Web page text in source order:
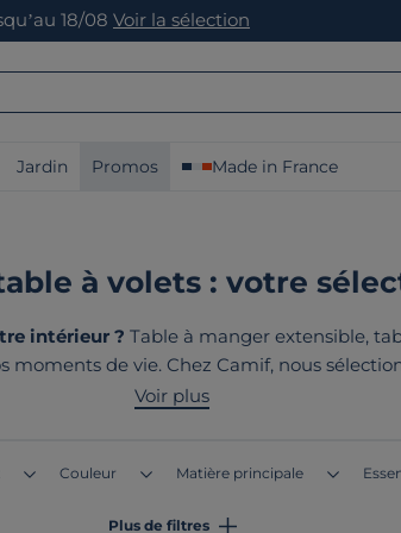
18/08 Voir la sélection
Jardin Promos Made in France
à volets : votre
intérieur ? Table à manger extensible,
moments de vie. Chez Camif, nous
qui durent dans le temps. Le point
Voir plus
Couleur Matière principale
Plus de filtres